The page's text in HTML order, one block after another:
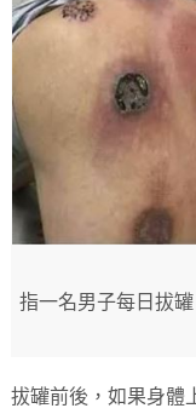
指一名男子每日拔
拔罐前後，如果身體